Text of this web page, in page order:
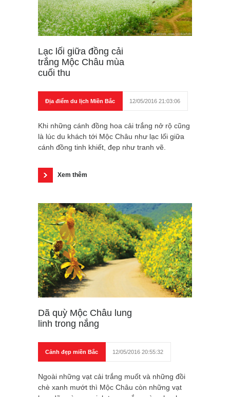
Lạc lối giữa đồng cải
trắng Mộc Châu mùa
cuối thu
Địa điểm du lịch Miền Bắc 12/05/2016 21:03:06
Khi những cánh đồng hoa cải trắng nở rộ cũng
là lúc du khách tới Mộc Châu như lạc lối giữa
cánh đồng tinh khiết, đẹp như tranh vẽ.
Xem thêm
Dã quỳ Mộc Châu lung
linh trong nắng
Cảnh đẹp miền Bắc 12/05/2016 20:55:32
Ngoài những vạt cải trắng muốt và những đồi
chè xanh mướt thì Mộc Châu còn những vạt